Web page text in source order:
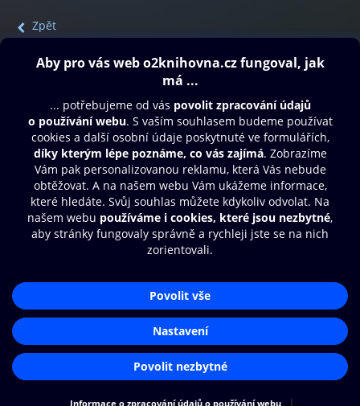
Zpět
Obsah ke stažení
Moje O2 Knihovna
Další zábava
© O2 Czech Republic a.s.
Přístupnost
Zásady zpracování osobních údajů
Nastavení cookies
Aplikace O2 Knihovna
Čti a poslouchej své e-knihy a
audioknihy rychleji a pohodlněji.